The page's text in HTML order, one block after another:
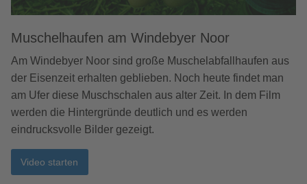
Muschelhaufen am Windebyer Noor
Am Windebyer Noor sind große Muschelabfallhaufen aus
der Eisenzeit erhalten geblieben. Noch heute findet man
am Ufer diese Muschschalen aus alter Zeit. In dem Film
werden die Hintergründe deutlich und es werden
eindrucksvolle Bilder gezeigt.
Video starten